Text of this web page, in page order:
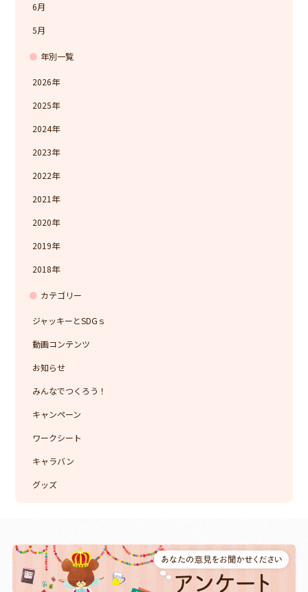
6月
5月
年別一覧
2026
2025
2024
2023
2022
2021
2020
2019
2018
カテゴリー
ジャッキーとSDGｓ
動画コンテンツ
お知らせ
みんなでつくろう！
キャンペーン
ワークシート
キャラバン
グッズ